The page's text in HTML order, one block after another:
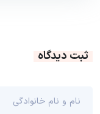
ثبت دیدگاه